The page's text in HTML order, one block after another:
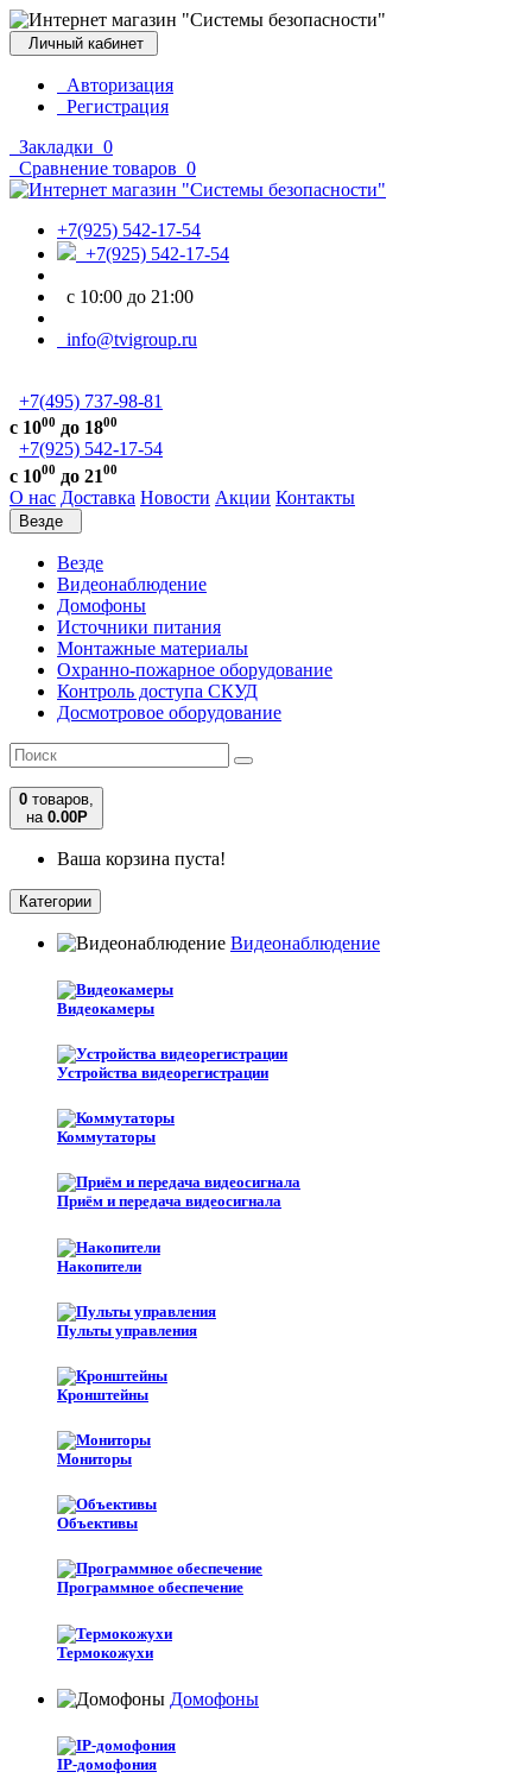
Личный кабинет
Авторизация
Регистрация
Закладки 0
Сравнение товаров 0
+7(925) 542-17-54
+7(925) 542-17-54
с 10:00 до 21:00
info@tvigroup.ru
+7(495) 737-98-81
с 1000 до 1800
+7(925) 542-17-54
с 1000 до 2100
О нас Доставка Новости Акции Контакты
Везде
Везде
Видеонаблюдение
Домофоны
Источники питания
Монтажные материалы
Охранно-пожарное оборудование
Контроль доступа СКУД
Досмотровое оборудование
0 товаров,
на 0.00Р
Ваша корзина пуста!
Категории
Видеонаблюдение
Видеокамеры
Устройства видеорегистрации
Коммутаторы
Приём и передача видеосигнала
Накопители
Пульты управления
Кронштейны
Мониторы
Объективы
Программное обеспечение
Термокожухи
Домофоны
IP-домофония